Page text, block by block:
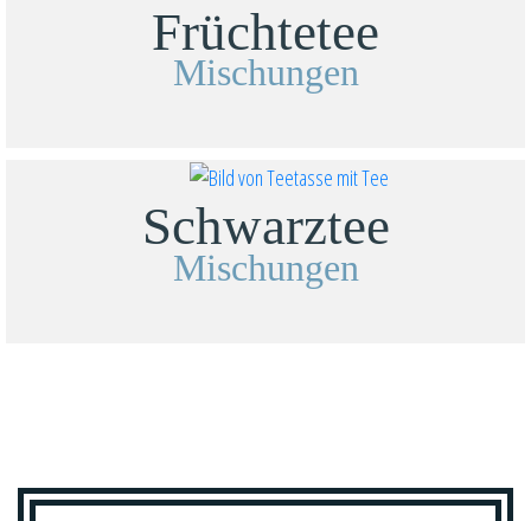
Früchtetee
Mischungen
Schwarztee
Mischungen